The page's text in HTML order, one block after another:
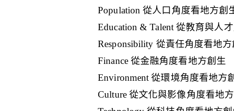
Population 從人口角度看地方創
Education & Talent 從教育與人
Responsibility 從責任角度看地方
Finance 從金融角度看地方創生
Environment 從環境角度看地方
Culture 從文化與影像角度看地